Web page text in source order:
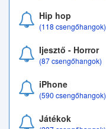
Hip hop
(118 csengőhangok)
Ijesztő - Horror
(87 csengőhangok)
iPhone
(590 csengőhangok)
Játékok